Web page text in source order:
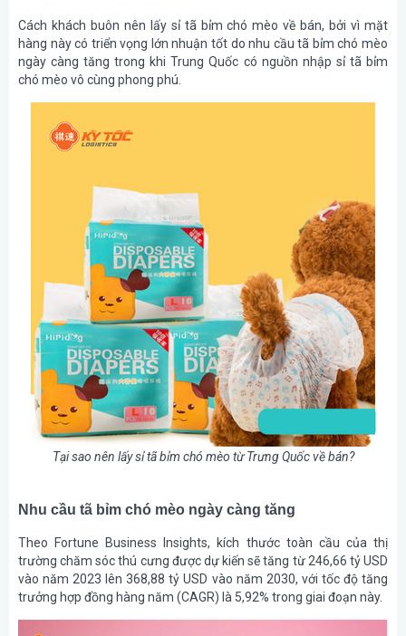
Cách khách buôn nên lấy sỉ tã bỉm chó mèo về bán, bởi vì mặt
hàng này có triển vọng lớn nhuận tốt do nhu cầu tã bỉm chó mèo
ngày càng tăng trong khi Trung Quốc có nguồn nhập sỉ tã bỉm
chó mèo vô cùng phong phú.
Tại sao nên lấy sỉ tã bỉm chó mèo từ Trưng Quốc về bán?
Nhu cầu tã bỉm chó mèo ngày càng tăng
Theo Fortune Business Insights, kích thước toàn cầu của thị
trường chăm sóc thú cưng được dự kiến sẽ tăng từ 246,66 tỷ USD
vào năm 2023 lên 368,88 tỷ USD vào năm 2030, với tốc độ tăng
trưởng hợp đồng hàng năm (CAGR) là 5,92% trong giai đoạn này.